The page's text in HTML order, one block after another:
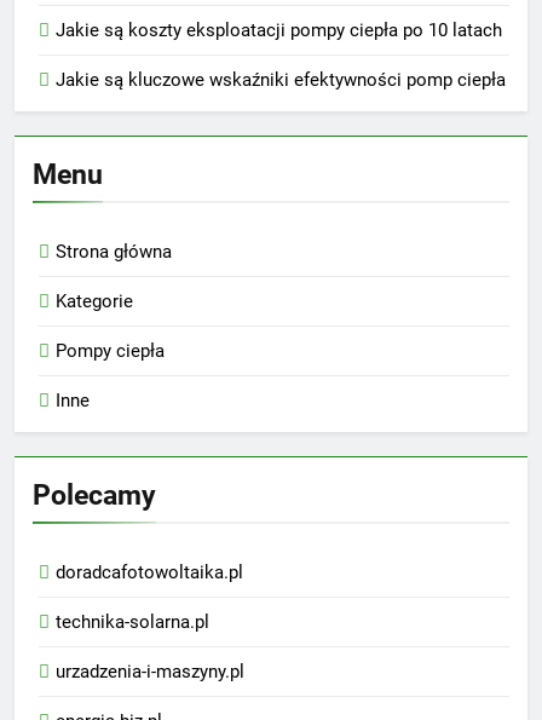
Jakie są koszty eksploatacji pompy ciepła po 10 latach
Jakie są kluczowe wskaźniki efektywności pomp ciepła
Menu
Strona główna
Kategorie
Pompy ciepła
Inne
Polecamy
doradcafotowoltaika.pl
technika-solarna.pl
urzadzenia-i-maszyny.pl